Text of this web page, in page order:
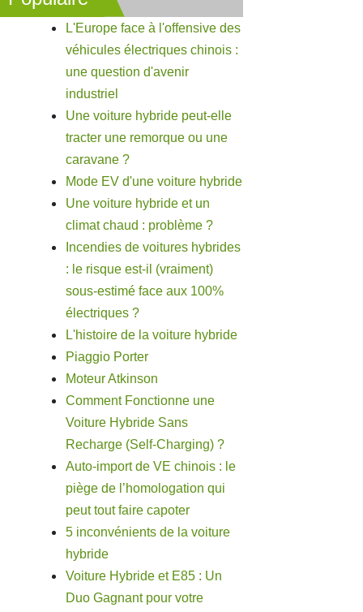
L'Europe face à l'offensive des
véhicules électriques chinois :
une question d'avenir
industriel
Une voiture hybride peut-elle
tracter une remorque ou une
caravane ?
Mode EV d'une voiture hybride
Une voiture hybride et un
climat chaud : problème ?
Incendies de voitures hybrides
: le risque est-il (vraiment)
sous-estimé face aux 100%
électriques ?
L'histoire de la voiture hybride
Piaggio Porter
Moteur Atkinson
Comment Fonctionne une
Voiture Hybride Sans
Recharge (Self-Charging) ?
Auto-import de VE chinois : le
piège de l’homologation qui
peut tout faire capoter
5 inconvénients de la voiture
hybride
Voiture Hybride et E85 : Un
Duo Gagnant pour votre